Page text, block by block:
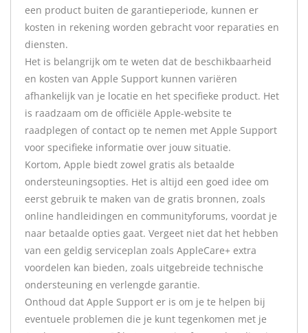
een product buiten de garantieperiode, kunnen er
kosten in rekening worden gebracht voor reparaties en
diensten.
Het is belangrijk om te weten dat de beschikbaarheid
en kosten van Apple Support kunnen variëren
afhankelijk van je locatie en het specifieke product. Het
is raadzaam om de officiële Apple-website te
raadplegen of contact op te nemen met Apple Support
voor specifieke informatie over jouw situatie.
Kortom, Apple biedt zowel gratis als betaalde
ondersteuningsopties. Het is altijd een goed idee om
eerst gebruik te maken van de gratis bronnen, zoals
online handleidingen en communityforums, voordat je
naar betaalde opties gaat. Vergeet niet dat het hebben
van een geldig serviceplan zoals AppleCare+ extra
voordelen kan bieden, zoals uitgebreide technische
ondersteuning en verlengde garantie.
Onthoud dat Apple Support er is om je te helpen bij
eventuele problemen die je kunt tegenkomen met je